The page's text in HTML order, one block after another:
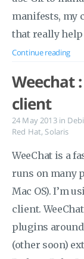
manifests, my
that really help
Continue reading
Weechat
client
24 May 2013 in
Red Hat,Solaris
WeeChat is a
runs on many
Mac OS). I’m
client.
plugins
(other soon)